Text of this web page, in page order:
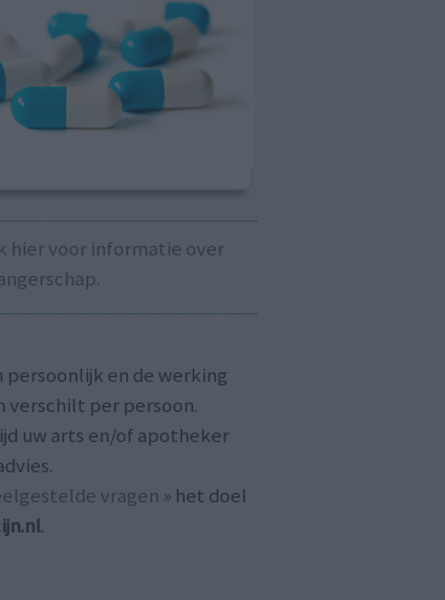
hier voor informatie over
persoonlijk en de werking
verschilt per persoon.
uw arts en/of apotheker
vragen » het doel
.